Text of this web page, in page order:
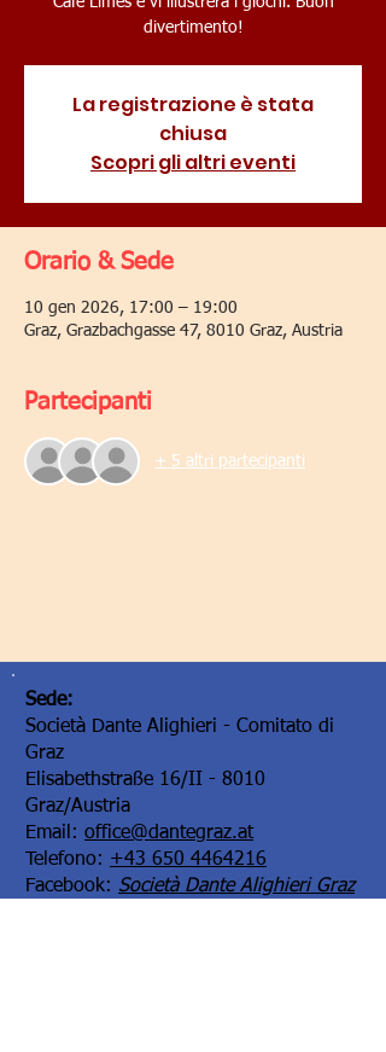
divertimento!
La registrazione è stata
chiusa
Scopri gli altri eventi
Orario & Sede
10 gen 2026, 17:00 – 19:00
Graz, Grazbachgasse 47, 8010 Graz, Austria
Partecipanti
+ 5 altri partecipanti
Sede:
Società Dante Alighieri - Comitato di
Graz
Elisabethstraße 16/II - 8010
Graz/Austria
Email: office@dantegraz.at
Telefono: +43 650 4464216
Facebook: Società Dante Alighieri Graz